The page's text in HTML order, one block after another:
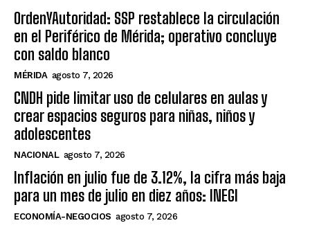
OrdenYAutoridad: SSP restablece la circulación
en el Periférico de Mérida; operativo concluye
con saldo blanco
MÉRIDA agosto 7, 2026
CNDH pide limitar uso de celulares en aulas y
crear espacios seguros para niñas, niños y
adolescentes
NACIONAL agosto 7, 2026
Inflación en julio fue de 3.12%, la cifra más baja
para un mes de julio en diez años: INEGI
ECONOMÍA-NEGOCIOS agosto 7, 2026